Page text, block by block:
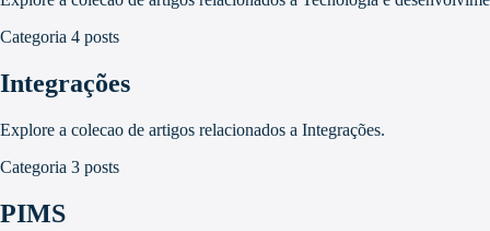
Categoria 4 posts
Integrações
Explore a colecao de artigos relacionados a Integrações.
Categoria 3 posts
PIMS